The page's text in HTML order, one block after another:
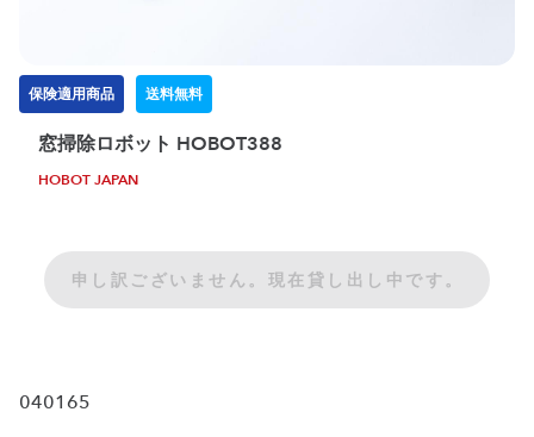
保険適用商品 送料無料
窓掃除ロボット HOBOT388
HOBOT JAPAN
申し訳ございません。現在貸し出し中です。
040165